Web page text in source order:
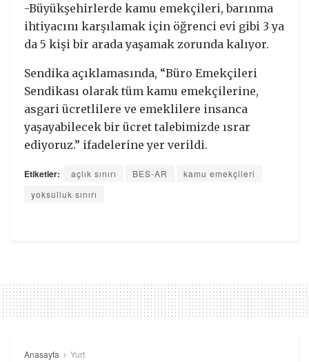
-Büyükşehirlerde kamu emekçileri, barınma
ihtiyacını karşılamak için öğrenci evi gibi 3 ya
da 5 kişi bir arada yaşamak zorunda kalıyor.
Sendika açıklamasında, “Büro Emekçileri
Sendikası olarak tüm kamu emekçilerine,
asgari ücretlilere ve emeklilere insanca
yaşayabilecek bir ücret talebimizde ısrar
ediyoruz.” ifadelerine yer verildi.
Etiketler: açlık sınırı BES-AR
kamu emekçileri
yoksulluk sınırı
Anasayfa Yurt